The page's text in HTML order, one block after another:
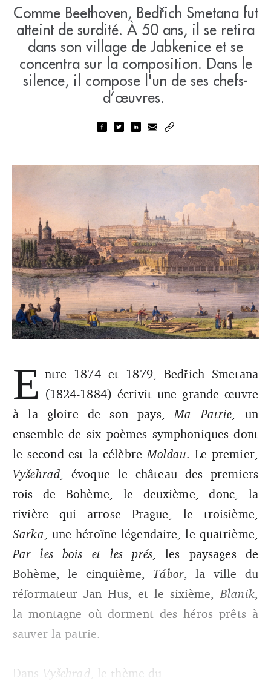
Comme Beethoven, Bedřich Smetana fut
atteint de surdité. À 50 ans, il se retira
dans son village de Jabkenice et se
concentra sur la composition. Dans le
silence, il compose l'un de ses chefs-
d’œuvres.
Comme Beethoven, Bedřich Smetana fut atteint de
surdité. À 50 ans, il se retira dans son village de Jabkenice
et se concentra sur la composition. Dans le silence, il
compose l'un de ses chefs-d’œuvres.
E ntre 1874 et 1879, Bedřich Smetana
(1824-1884) écrivit une grande œuvre
à la gloire de son pays, Ma Patrie , un
ensemble de six poèmes symphoniques dont
le second est la célèbre Moldau. Le premier,
Vyšehrad , évoque le château des premiers
rois de Bohème, le deuxième, donc, la
rivière qui arrose Prague, le troisième,
Sarka , une héroïne légendaire, le quatrième,
Par les bois et les prés, les paysages de
Bohème, le cinquième, Tábor, la ville du
réformateur Jan Hus, et le sixième, Blanik,
la montagne où dorment des héros prêts à
sauver la patrie.
Dans Vyšehrad, le thème du